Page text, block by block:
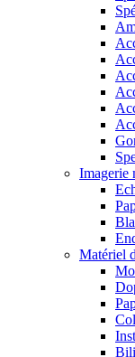
Imagerie
Matériel